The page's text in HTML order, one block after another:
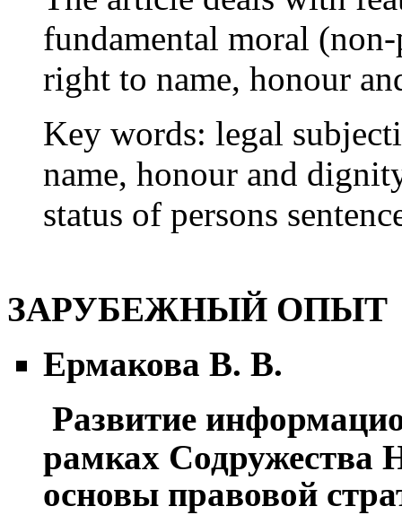
fundamental moral
right to name, honour
Key words: legal
name, honour and
status of persons
ЗАРУБЕЖНЫЙ ОПЫТ
Ермакова В. В.
Развитие
рамках Содружества
основы правовой